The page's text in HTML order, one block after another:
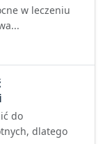
w leczeniu
do
dlatego